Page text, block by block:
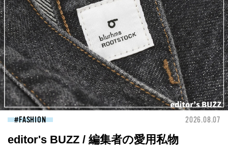
FASHION 2026.08.07
editor's BUZZ / 編集者の愛用私物